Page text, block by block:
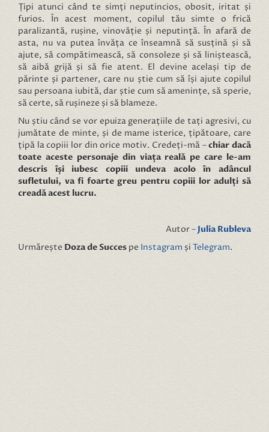
Țipi atunci când te simți neputincios, obosit, iritat și
furios. În acest moment, copilul tău simte o frică
paralizantă, rușine, vinovăție și neputință. În afară de
asta, nu va putea învăța ce înseamnă să susțină și să
ajute, să compătimească, să consoleze și să liniștească,
să aibă grijă și să fie atent. El devine același tip de
părinte și partener, care nu știe cum să își ajute copilul
sau persoana iubită, dar știe cum să amenințe, să sperie,
să certe, să rușineze și să blameze.
Nu știu când se vor epuiza generațiile de tați agresivi, cu
jumătate de minte, și de mame isterice, țipătoare, care
țipă la copiii lor din orice motiv. Credeți-mă –chiar dacă
toate aceste personaje din viața reală pe care le-am
descris își iubesc copiii undeva acolo în adâncul
sufletului, va fi foarte greu pentru copiii lor adulți să
creadă acest lucru.
Autor – Julia Rubleva
Urmărește Doza de Succes pe Instagram și Telegram.